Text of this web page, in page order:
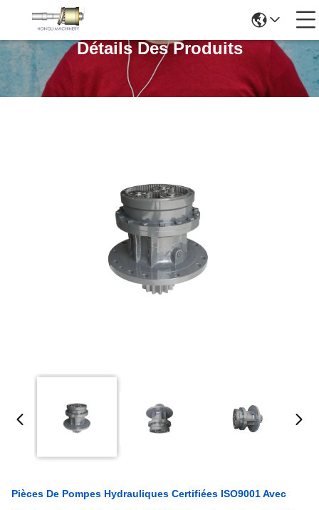
Détails Des Produits
Pièces De Pompes Hydrauliques Certifiées ISO9001 Avec